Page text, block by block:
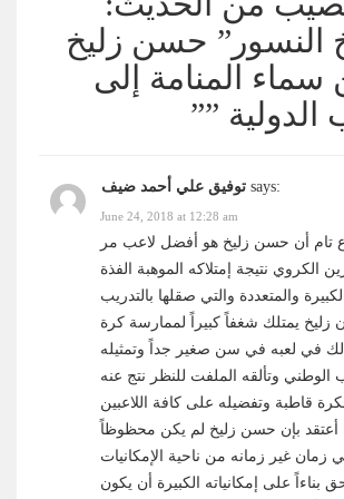
النسور” حسن زليخ
المنامة إلى
الدولية ””
توفيق علي أحمد ضيف says:
June 24, 2018 at 12:28 am
تام أن حسن زليخ هو أفضل لاعب مر
الكروي نتيجة إمتلاكه الموهبة الفذة
والمتعددة والتي صقلها بالتدريب
زليخ يمتلك شغفاً كبيراً لممارسة كرة
في لعبه في سن صغير جداً وتمثيله
الوطني وتألقه الملفت للنظر نتج عنه
قاطبة وتفضيله على كافة اللاعبين
أعتقد بإن حسن زليخ لم يكن محظوظاً
غير زمانه من ناحية الإمكانيات
بناءاً على إمكانياته الكبيرة أن يكون